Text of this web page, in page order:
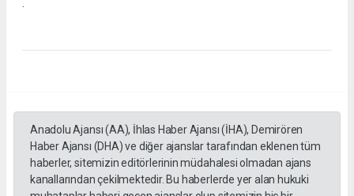
Anadolu Ajansı (AA), İhlas Haber Ajansı (İHA), Demirören
Haber Ajansı (DHA) ve diğer ajanslar tarafından eklenen tüm
haberler, sitemizin editörlerinin müdahalesi olmadan ajans
kanallarından çekilmektedir. Bu haberlerde yer alan hukuki